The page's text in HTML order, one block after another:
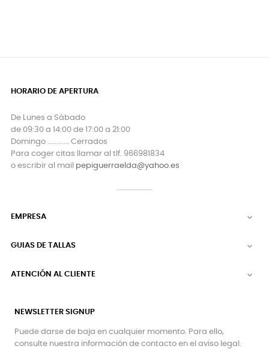
HORARIO DE APERTURA
De Lunes a Sábado
de 09:30 a 14:00 de 17:00 a 21:00
Domingo ............ Cerrados
Para coger citas llamar al tlf. 966981834
o escribir al mail pepiguerraelda@yahoo.es
EMPRESA 
GUIAS DE TALLAS 
ATENCIÓN AL CLIENTE 
NEWSLETTER SIGNUP
Puede darse de baja en cualquier momento. Para ello,
consulte nuestra información de contacto en el aviso legal.